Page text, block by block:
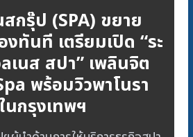
สกรุ๊ป (SPA) ขยาย
งทันที เตรียมเปิด “ระ
เนส สปา” เพลินจิต
พร้อมวิวพาโนรา
นกรุงเทพฯ